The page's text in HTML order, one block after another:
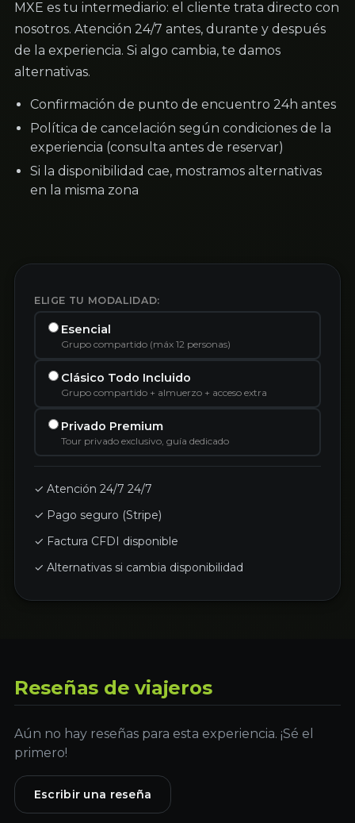
MXE es tu intermediario: el cliente trata directo con
nosotros. Atención 24/7 antes, durante y después
de la experiencia. Si algo cambia, te damos
alternativas.
Confirmación de punto de encuentro 24h antes
Política de cancelación según condiciones de la
experiencia (consulta antes de reservar)
Si la disponibilidad cae, mostramos alternativas
en la misma zona
ELIGE TU MODALIDAD:
Esencial
Grupo compartido (máx 12 personas)
Clásico Todo Incluido
Grupo compartido + almuerzo + acceso extra
Privado Premium
Tour privado exclusivo, guía dedicado
✓ Atención 24/7 24/7
✓ Pago seguro (Stripe)
✓ Factura CFDI disponible
✓ Alternativas si cambia disponibilidad
Reseñas de viajeros
Aún no hay reseñas para esta experiencia. ¡Sé el
primero!
Escribir una reseña